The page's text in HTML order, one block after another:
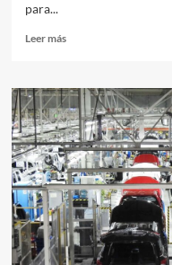
para...
Leer másRead
Canal
de
Magdalena
o
la
dependencia
nacional